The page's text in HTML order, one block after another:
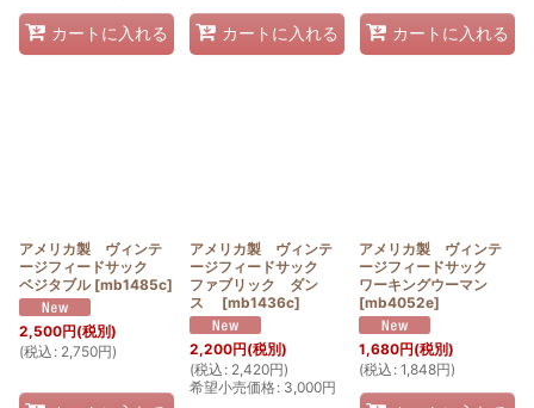
カートに入れる カートに入れる カートに入れる
アメリカ製 ヴィンテ
ージフィードサック
ベジタブル [mb1485c]
2,500円(税別)
(税込 : 2,750円)
アメリカ製 ヴィンテ
ージフィードサック
ファブリック ダン
ス
[mb1436c]
2,200円(税別)
(税込 : 2,420円)
希望小売価格: 3,000円
アメリカ製 ヴィンテ
ージフィードサック
ワーキングウーマン
[mb4052e]
1,680円(税別)
(税込 : 1,848円)